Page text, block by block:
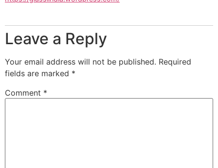
Leave a Reply
Your email address will not be published. Required
fields are marked *
Comment *